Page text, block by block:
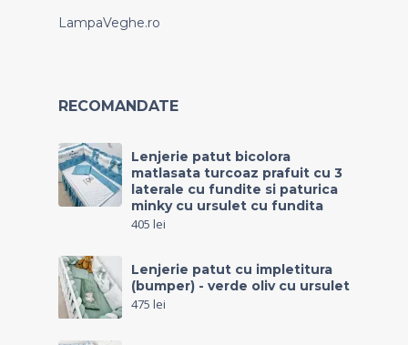
LampaVeghe.ro
RECOMANDATE
Lenjerie patut bicolora
matlasata turcoaz prafuit cu 3
laterale cu fundite si paturica
minky cu ursulet cu fundita
405 lei
Lenjerie patut cu impletitura
(bumper) - verde oliv cu ursulet
475 lei